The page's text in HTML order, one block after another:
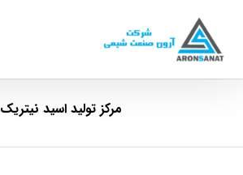
مرکز تولید اسید نیتریک